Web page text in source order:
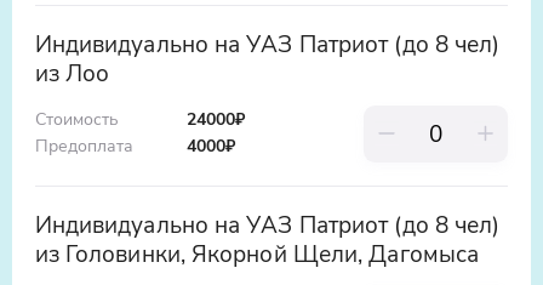
Индивидуально на УАЗ Патриот (до 8 чел)
из Лоо
Стоимость
Предоплата
24000₽
4000₽
Индивидуально на УАЗ Патриот (до 8 чел)
из Головинки, Якорной Щели, Дагомыса